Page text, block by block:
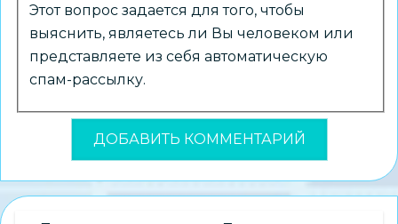
Этот вопрос задается для того, чтобы
выяснить, являетесь ли Вы человеком или
представляете из себя автоматическую
спам-рассылку.